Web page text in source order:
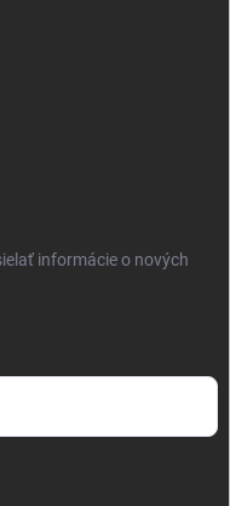
informácie o nových